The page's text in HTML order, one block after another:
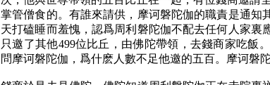
掌管僧食的。有誰來請供，摩诃磐陀伽的職責是通
天打磕睡而羞愧，認爲周利磐陀伽不配去任何人家
只邀了其他499位比丘，由佛陀帶領，去錢商家吃飯
問摩诃磐陀伽，爲什麽人數不足他邀的五百。摩诃磐